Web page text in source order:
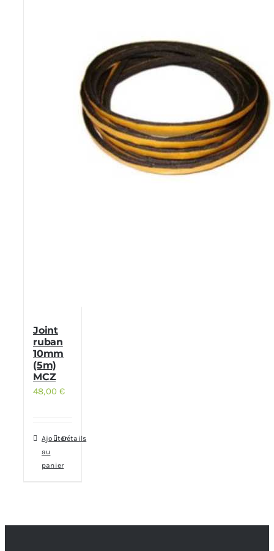
Joint
ruban
10mm
(5m)
MCZ
48,00€
Ajouter
au
panier
Détails